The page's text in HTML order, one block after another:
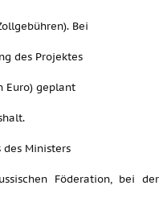
Bei
des Projektes
Euro) geplant
Ministers
Föderation, bei der